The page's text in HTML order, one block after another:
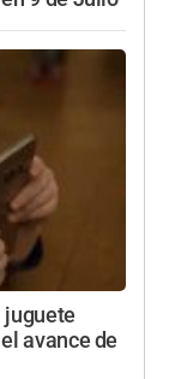
juguete
avance de